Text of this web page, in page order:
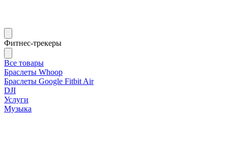
Фитнес-трекеры
Все товары
Браслеты Whoop
Браслеты Google Fitbit Air
DJI
Услуги
Музыка